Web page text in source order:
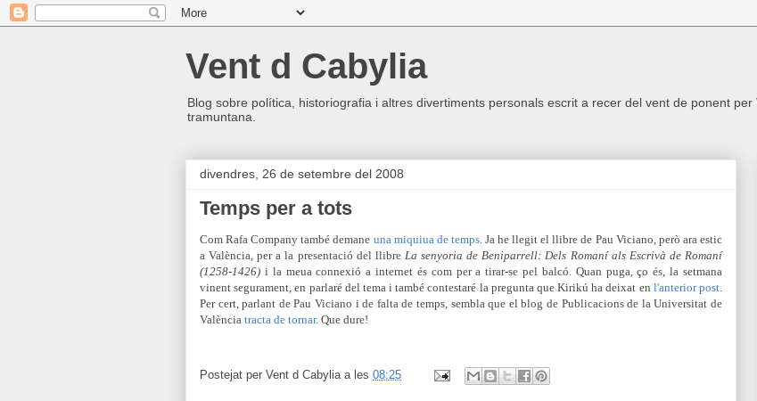
Vent d Cabylia
Blog sobre política, historiografia i altres divertiments personals escrit a recer del vent de ponent
tramuntana.
divendres, 26 de setembre del 2008
Temps per a tots
Com Rafa Company també demane una miquiua de temps. Ja he llegit el llibre de Pau Viciano, però ara estic
a València, per a la presentació del llibre La senyoria de Beniparrell: Dels Romaní als Escrivà de Romaní
(1258-1426) i la meua connexió a internet és com per a tirar-se pel balcó. Quan puga, ço és, la setmana
vinent segurament, en parlaré del tema i també contestaré la pregunta que Kirikú ha deixat en l'anterior post.
Per cert, parlant de Pau Viciano i de falta de temps, sembla que el blog de Publicacions de la Universitat de
València tracta de tornar. Que dure!
Postejat per Vent d Cabylia a les 08:25